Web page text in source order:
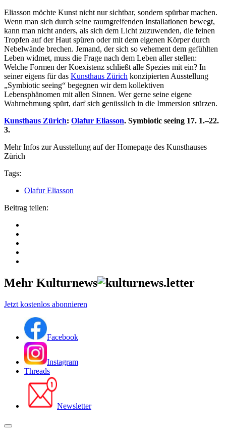
Eliasson möchte Kunst nicht nur sichtbar, sondern spürbar machen.
Wenn man sich durch seine raumgreifenden Installationen bewegt,
kann man nicht anders, als sich dem Licht zuzuwenden, die feinen
Tropfen auf der Haut spüren oder mit dem eigenen Körper durch
Nebelwände brechen. Jemand, der sich so vehement dem gefühlten
Leben widmet, muss die Frage nach dem Leben aller stellen:
Welche Formen der Koexistenz schließt alle Spezies mit ein? In
seiner eigens für das Kunsthaus Zürich konzipierten Ausstellung
„Symbiotic seeing“ begegnen wir dem kollektiven
Lebensphänomen mit allen Sinnen. Wer gerne seine eigene
Wahrnehmung spürt, darf sich genüsslich in die Immersion stürzen.
Kunsthaus Zürich: Olafur Eliasson. Symbiotic seeing 17. 1.–22.
3.
Mehr Infos zur Ausstellung auf der Homepage des Kunsthauses
Zürich
Tags:
Olafur Eliasson
Beitrag teilen:
Mehr Kulturnews
Jetzt kostenlos abonnieren
Facebook
Instagram
Threads
Newsletter